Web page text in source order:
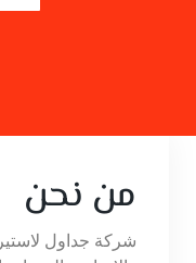
من نحن
شركة جداول